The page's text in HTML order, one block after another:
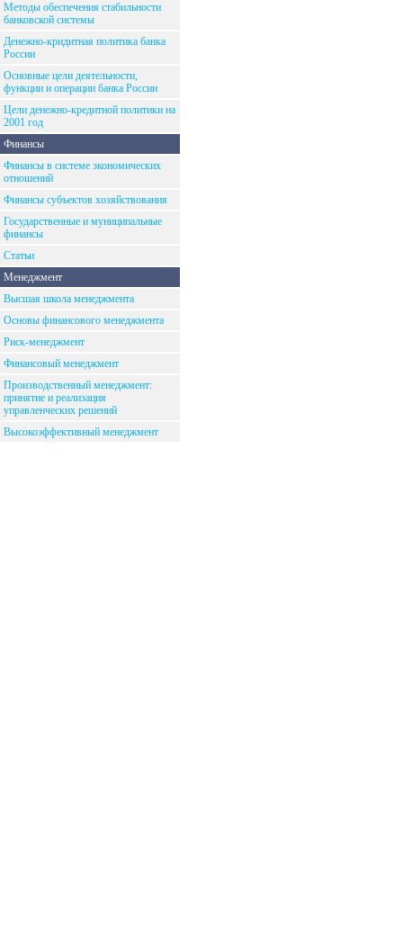
Методы обеспечения стабильности
банковской системы
Денежно-кридитная политика банка
России
Основные цели деятельности,
функции и операции банка России
Цели денежно-кредитной политики на
2001 год
Финансы
Финансы в системе экономических
отношений
Финансы субъектов хозяйствования
Государственные и муниципальные
финансы
Статьи
Менеджмент
Высшая школа менеджмента
Основы финансового менеджмента
Риск-менеджмент
Финансовый менеджмент
Производственный менеджмент:
принятие и реализация
управленческих решений
Высокоэффективный менеджмент